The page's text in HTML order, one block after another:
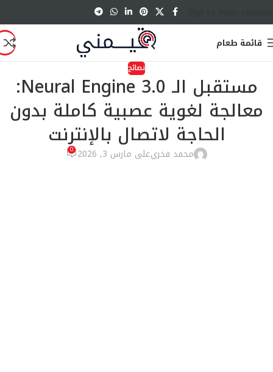
قائمة طعام
نصائح
مستقبل الـ Neural Engine 3.0:
معالجة لغوية عصبية كاملة بدون
الحاجة لاتصال بالإنترنت
محمد فخريعلى مارس 3, 2026 0